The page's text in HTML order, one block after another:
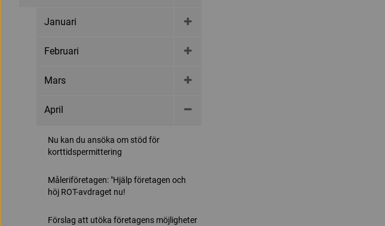
Januari
Februari
Mars
April
Nu kan du ansöka om stöd för
korttidspermittering
Måleriföretagen: "Hjälp företagen och
höj ROT-avdraget nu!
Förslag att utöka företagens möjligheter